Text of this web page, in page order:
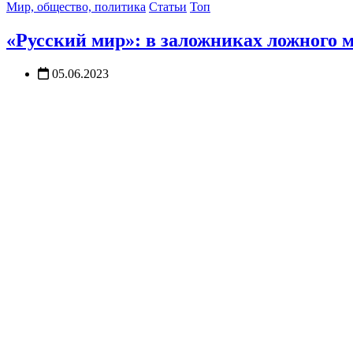
Мир, общество, политика Статьи Топ
«Русский мир»: в заложниках ложного
05.06.2023